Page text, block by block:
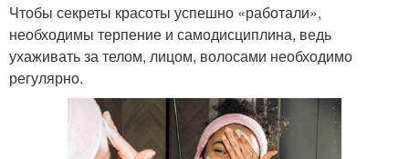
Чтобы секреты красоты успешно «работали»,
необходимы терпение и самодисциплина, ведь
ухаживать за телом, лицом, волосами необходимо
регулярно.